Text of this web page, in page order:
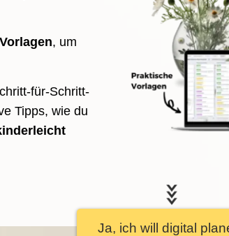
, um
für-Schritt-
Tipps, wie du
Ja, ich will digital